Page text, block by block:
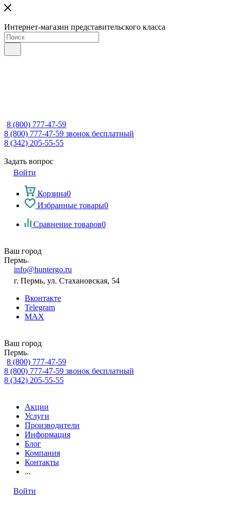
Интернет-магазин представительского класса
8 (800) 777-47-59
8 (800) 777-47-59 звонок бесплатный
8 (342) 205-55-55
Задать вопрос
Войти
Корзина0
Избранные товары0
Сравнение товаров0
Ваш город
Пермь
info@huntergo.ru
г. Пермь, ул. Стахановская, 54
Вконтакте
Telegram
MAX
Ваш город
Пермь
8 (800) 777-47-59
8 (800) 777-47-59 звонок бесплатный
8 (342) 205-55-55
Акции
Услуги
Производители
Информация
Блог
Компания
Контакты
...
Войти